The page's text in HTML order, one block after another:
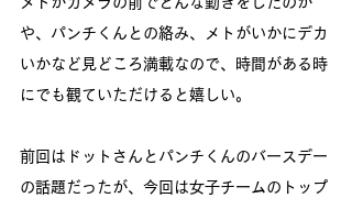
や、パンチくんとの絡み、メトがいかにデカ
いかなど見どころ満載なので、時間がある時
にでも観ていただけると嬉しい。
前回はドットさんとパンチくんのバースデー
の話題だったが、今回は女子チームのトップ